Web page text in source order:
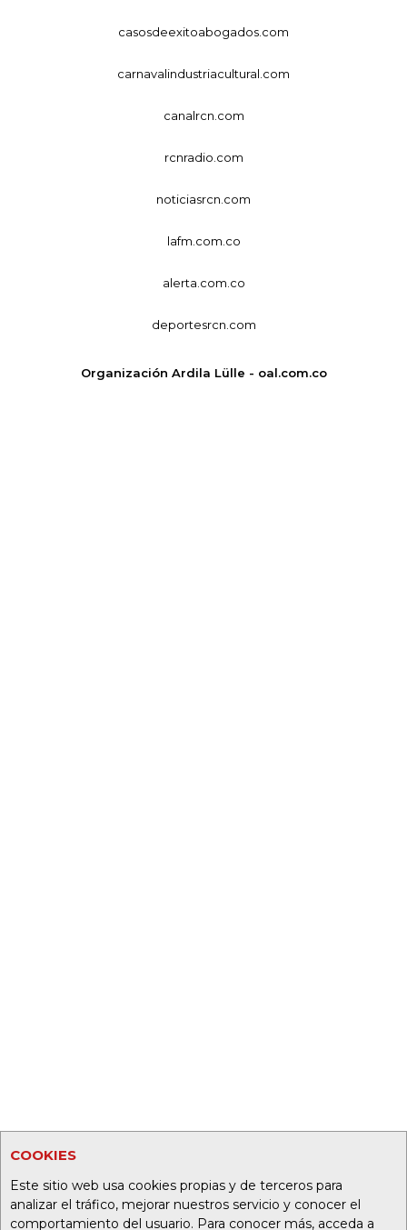
COOKIES
Este sitio web usa cookies propias y de terceros para
analizar el tráfico, mejorar nuestros servicio y conocer el
comportamiento del usuario. Para conocer más, acceda a
casosdeexitoabogados.com
carnavalindustriacultural.com
canalrcn.com
rcnradio.com
noticiasrcn.com
lafm.com.co
alerta.com.co
deportesrcn.com
Organización Ardila Lülle - oal.com.co